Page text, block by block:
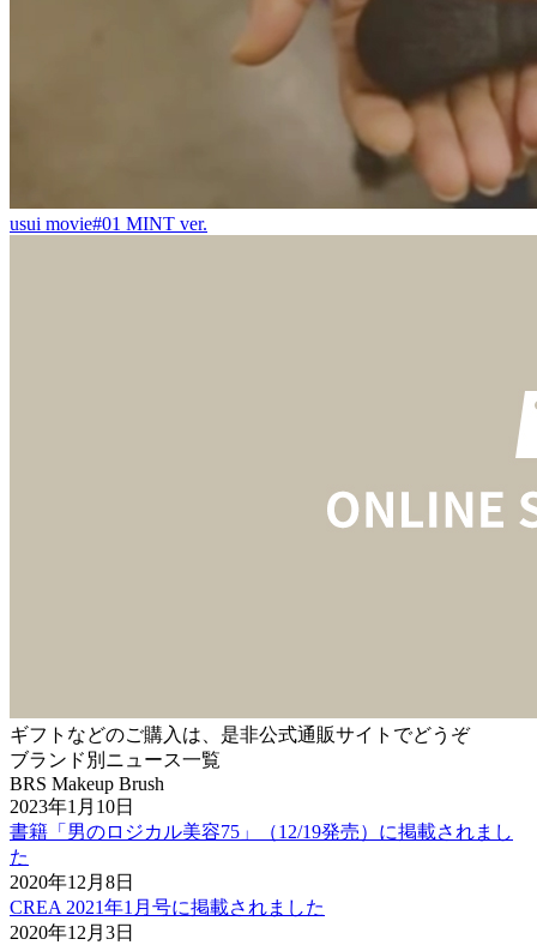
usui movie#01 MINT ver.
ギフトなどのご購入は、是非公式通販サイトでどうぞ
ブランド別ニュース一覧
BRS Makeup Brush
2023年1月10日
書籍「男のロジカル美容75」（12/19発売）に掲載されまし
た
2020年12月8日
CREA 2021年1月号に掲載されました
2020年12月3日